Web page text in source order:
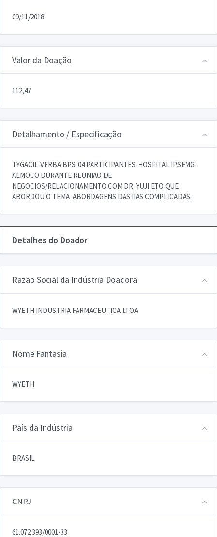
09/11/2018
Valor da Doação
112,47
Detalhamento / Especificação
TYGACIL-VERBA BPS-04 PARTICIPANTES-HOSPITAL IPSEMG-
ALMOCO DURANTE REUNIAO DE
NEGOCIOS/RELACIONAMENTO COM DR. YUJI ETO QUE
ABORDOU O TEMA  ABORDAGENS DAS IIAS COMPLICADAS.
Detalhes do Doador
Razão Social da Indústria Doadora
WYETH INDUSTRIA FARMACEUTICA LTOA
Nome Fantasia
WYETH
País da Indústria
BRASIL
CNPJ
61.072.393/0001-33